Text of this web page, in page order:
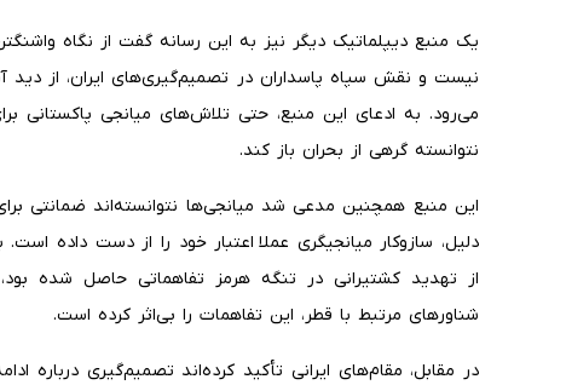
یک منبع دیپلماتیک دیگر نیز به این رسانه گفت از نگاه
نیست و نقش سپاه پاسداران در تصمیم‌گیری‌های ایران، از دید
می‌رود. به ادعای این منبع، حتی تلاش‌های میانجی پاکستانی
نتوانسته گرهی از بحران باز کند.
این منبع همچنین مدعی شد میانجی‌ها نتوانسته‌اند ضمانتی
دلیل، سازوکار میانجیگری عملا اعتبار خود را از دست داده
از تهدید کشتیرانی در تنگه هرمز تفاهماتی حاصل شده
شناورهای مرتبط با قطر، این تفاهمات را بی‌اثر کرده است.
در مقابل، مقام‌های ایرانی تأکید کرده‌اند تصمیم‌گیری درباره